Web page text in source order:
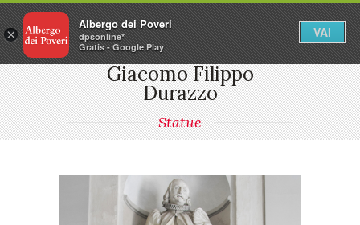
Giacomo Filippo
Durazzo
Statue
×
Albergo dei Poveri
dpsonline*
Gratis - Google Play
VAI